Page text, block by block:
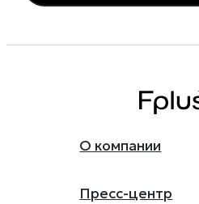
О компании
Пресс-центр